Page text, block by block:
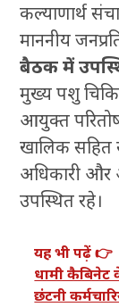
कल्याणार्थ
माननीय
बैठक में
मुख्य पशु
आयुक्त परितोष
खालिक सहित
अधिकारी और
उपस्थित रहे।
यह भी पढ़ें 👉
धामी
छंटनी